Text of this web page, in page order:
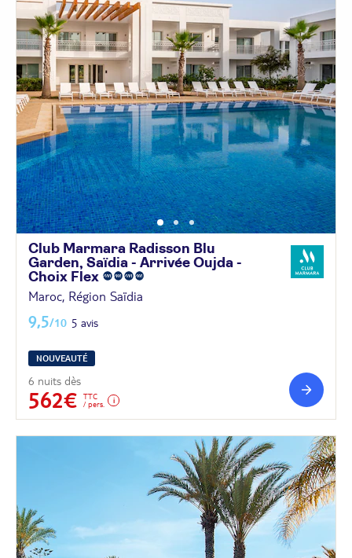
Club Marmara Radisson Blu
Garden, Saïdia - Arrivée Oujda -
Choix Flex
Maroc, Région Saïdia
9,5/10 5 avis
NOUVEAUTÉ
6 nuits dès
562€
TTC
/ pers.